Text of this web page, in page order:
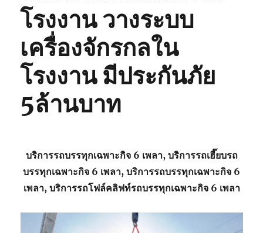
โรงงาน วางระบบ
เครื่องจักรกลใน
โรงงาน มีประกันภัย
5ล้านบาท
บริการรถบรรทุกเฉพาะกิจ 6 เพลา, บริการรถเฮี๊ยบรถ
บรรทุกเฉพาะกิจ 6 เพลา, บริการรถบรรทุกเฉพาะกิจ 6
เพลา, บริการรถโฟล์คลิฟท์รถบรรทุกเฉพาะกิจ 6 เพลา